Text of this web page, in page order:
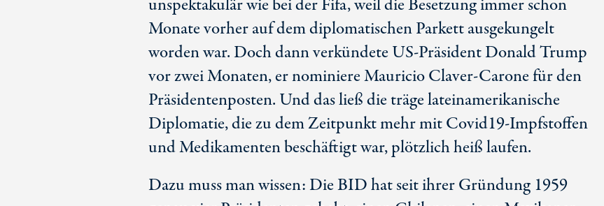
unspektakulär wie bei der Fifa, weil die Besetzung immer schon
Monate vorher auf dem diplomatischen Parkett ausgekungelt
worden war. Doch dann verkündete US-Präsident Donald Trump
vor zwei Monaten, er nominiere Mauricio Claver-Carone für den
Präsidentenposten. Und das ließ die träge lateinamerikanische
Diplomatie, die zu dem Zeitpunkt mehr mit Covid19-Impfstoffen
und Medikamenten beschäftigt war, plötzlich heiß laufen.
Dazu muss man wissen: Die BID hat seit ihrer Gründung 1959